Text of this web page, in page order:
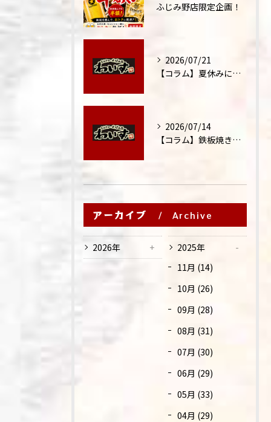
ふじみ野店限定企画！
2026/07/21
【コラム】夏休みに家族外食が増える理由
2026/07/14
【コラム】鉄板焼きが"コミュニケーション飯"と呼ばれる理由
アーカイブ Archive
2026年
2025年
11月 (14)
10月 (26)
09月 (28)
08月 (31)
07月 (30)
06月 (29)
05月 (33)
04月 (29)